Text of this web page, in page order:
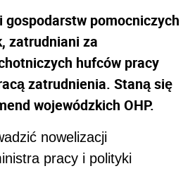
pomocniczych
zatrudniani za
hufców pracy
zatrudnienia. Staną się
wojewódzkich OHP.
nowelizacji
pracy i polityki